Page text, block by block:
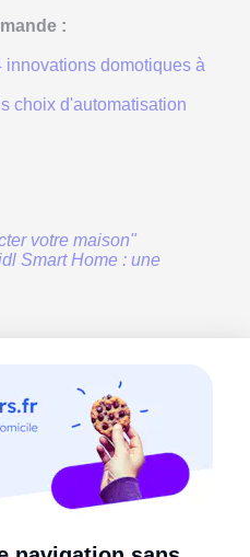
:
innovations domotiques à
choix d'automatisation
votre maison"
Smart Home : une